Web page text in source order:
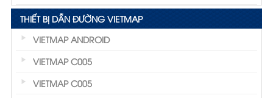
THIẾT BỊ DẪN ĐƯỜNG VIETMAP
VIETMAP ANDROID
VIETMAP C005
VIETMAP C005